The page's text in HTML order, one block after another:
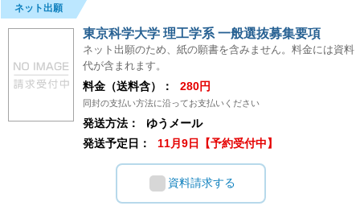
ネット出願
東京科学大学 理工学系 一般選抜募集要項
ネット出願のため、紙の願書を含みません。料金には資料
代が含まれます。
料金（送料含）： 280円
同封の支払い方法に沿ってお支払いください
発送方法：
ゆうメール
発送予定日：
11月9日【予約受付中】
資料請求する